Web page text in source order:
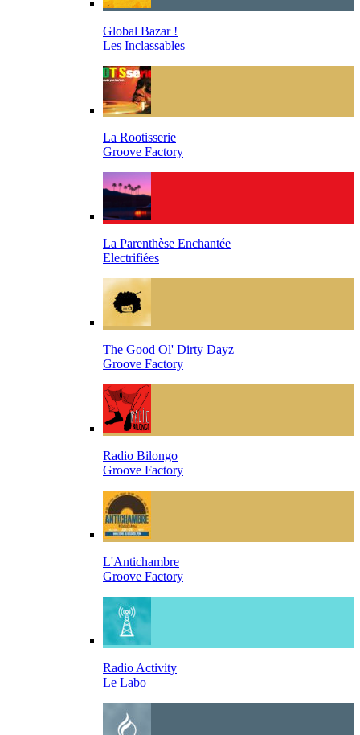
Global Bazar !
Les Inclassables
La Rootisserie
Groove Factory
La Parenthèse Enchantée
Electrifiées
The Good Ol' Dirty Dayz
Groove Factory
Radio Bilongo
Groove Factory
L'Antichambre
Groove Factory
Radio Activity
Le Labo